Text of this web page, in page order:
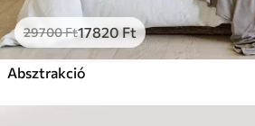
29700Ft17820Ft
Absztrakció